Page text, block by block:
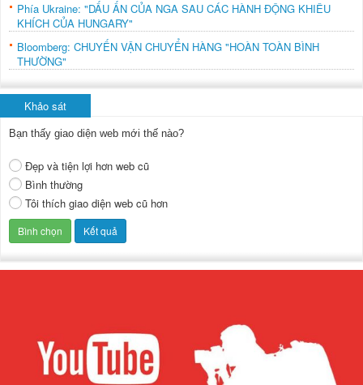
Phía Ukraine: "DẤU ẤN CỦA NGA SAU CÁC HÀNH ĐỘNG KHIÊU
KHÍCH CỦA HUNGARY"
Bloomberg: CHUYẾN VẬN CHUYỂN HÀNG "HOÀN TOÀN BÌNH
THƯỜNG"
Khảo sát
Bạn thấy giao diện web mới thế nào?
Đẹp và tiện lợi hơn web cũ
Bình thường
Tôi thích giao diện web cũ hơn